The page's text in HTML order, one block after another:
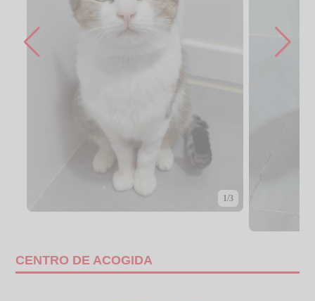
1/3
CENTRO DE ACOGIDA